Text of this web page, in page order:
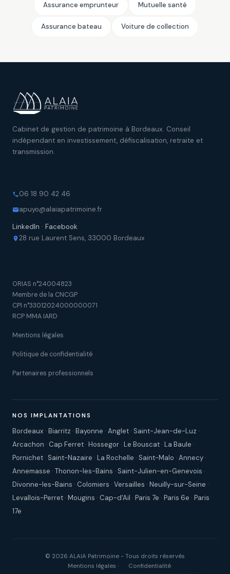
Assurance emprunteur Mutuelle santé
Assurance bateau Voiture de collection
Cabinet de gestion de patrimoine à Bordeaux. Conseil
indépendant en investissement, défiscalisation, retraite et
transmission.
06 18 90 42 46
apuyo@alaiapatrimoine.fr
LinkedIn · Facebook
28 rue Laurent Sens, 33000 Bordeaux
ORIAS n°24004823
Membre de la CNCGP
CPI n°33012024000000071
RCP MMA IARD
Mentions légales
Politique de confidentialité
Partenaires professionnels
NOS IMPLANTATIONS
Bordeaux · Biarritz · Bayonne · Anglet · Saint-Jean-de-Luz ·
Arcachon · Cap Ferret · Hossegor · Le Bouscat · La Baule ·
Pornichet · Saint-Nazaire · La Rochelle · Saint-Malo · Annecy ·
Annemasse · Thonon-les-Bains · Saint-Julien-en-Genevois ·
Divonne-les-Bains · Colomiers · Versailles · Neuilly-sur-Seine ·
Levallois-Perret · Mougins · Cap-d'Ail · Paris 7e · Paris 6e · Paris
17e
© 2026 ALAIA Patrimoine - Tous droits réservés
Mentions légales · Confidentialité